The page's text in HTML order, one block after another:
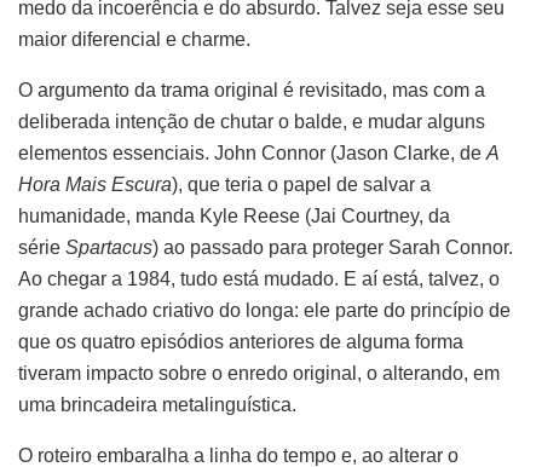
medo da incoerência e do absurdo. Talvez seja esse seu
maior diferencial e charme.
O argumento da trama original é revisitado, mas com a
deliberada intenção de chutar o balde, e mudar alguns
elementos essenciais. John Connor (Jason Clarke, de A
Hora Mais Escura), que teria o papel de salvar a
humanidade, manda Kyle Reese (Jai Courtney, da
série Spartacus) ao passado para proteger Sarah Connor.
Ao chegar a 1984, tudo está mudado. E aí está, talvez, o
grande achado criativo do longa: ele parte do princípio de
que os quatro episódios anteriores de alguma forma
tiveram impacto sobre o enredo original, o alterando, em
uma brincadeira metalinguística.
O roteiro embaralha a linha do tempo e, ao alterar o